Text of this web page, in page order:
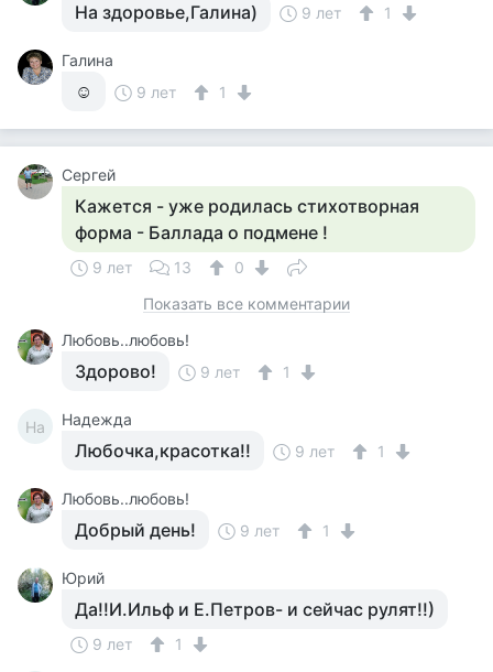
На здоровье,Галина) 9 лет 1
Галина
☺ 9 лет 1
Сергей
Кажется - уже родилась стихотворная
форма - Баллада о подмене !
9 лет 13
0
Показать все комментарии
Любовь..любовь!
Здорово! 9 лет 1
На Надежда
Любочка,красотка!! 9 лет 1
Любовь..любовь!
Добрый день! 9 лет 1
Юрий
Да!!И.Ильф и Е.Петров- и сейчас рулят!!)
9 лет 1